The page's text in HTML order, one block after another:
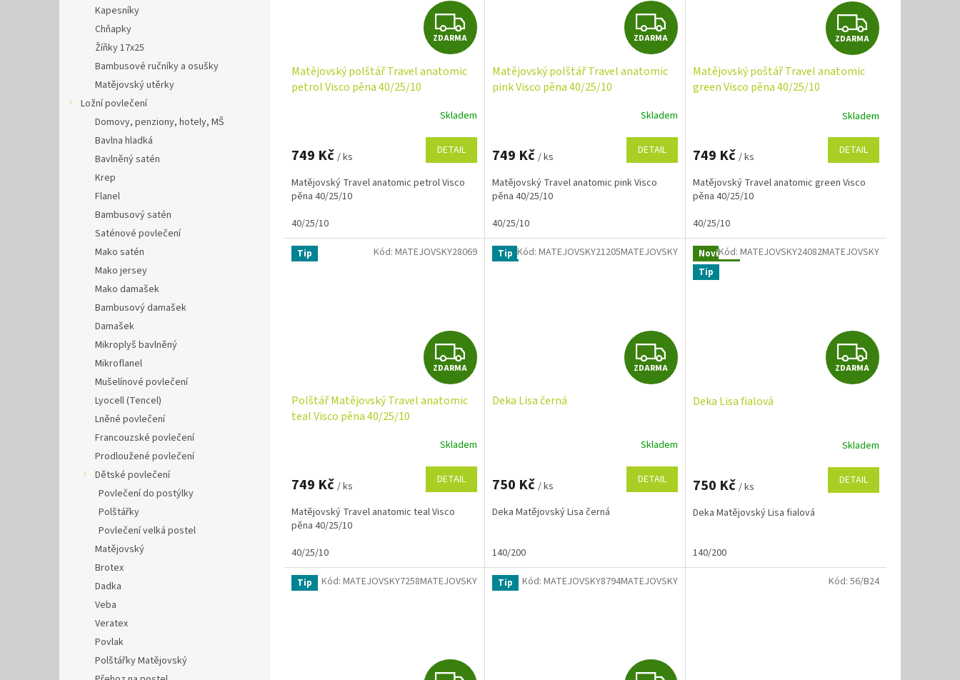
Kapesníky
Chňapky
Žíňky 17x25
Bambusové ručníky a osušky
Matějovský utěrky
Ložní povlečení
Domovy, penziony, hotely, MŠ
Bavlna hladká
Bavlněný satén
Krep
Flanel
Bambusový satén
Saténové povlečení
Mako satén
Mako jersey
Mako damašek
Bambusový damašek
Damašek
Mikroplyš bavlněný
Mikroflanel
Mušelínové povlečení
Lyocell (Tencel)
Lněné povlečení
Francouzské povlečení
Prodloužené povlečení
Dětské povlečení
Povlečení do postýlky
Polštářky
Povlečení velká postel
Matějovský
Brotex
Dadka
Veba
Veratex
Povlak
Polštářky Matějovský
Z
D
A
R
M
A
ZDARMA
Matějovský polštář Travel anatomic
petrol Visco pěna 40/25/10
Skladem
749 Kč / ks DETAIL
Matějovský Travel anatomic petrol Visco
pěna 40/25/10
40/25/10
Z
D
A
R
M
A
ZDARMA
Matějovský polštář Travel anatomic
pink Visco pěna 40/25/10
Skladem
749 Kč / ks DETAIL
Matějovský Travel anatomic pink Visco
pěna 40/25/10
40/25/10
Z
D
R
M
A
ZDARMA
Matějovský poštář Travel anatomic
green Visco pěna 40/25/10
Skladem
749 Kč / ks DETAIL
Matějovský Travel anatomic green Visco
pěna 40/25/10
40/25/10
Tip
Z
D
A
R
M
A
ZDARMA
Polštář Matějovský Travel anatomic
teal Visco pěna 40/25/10
Skladem
749 Kč / ks DETAIL
Matějovský Travel anatomic teal Visco
pěna 40/25/10
40/25/10
Kód: MATEJOVSKY28069 Tip
Z
D
R
M
A
ZDARMA
Deka Lisa černá
Skladem
750 Kč / ks DETAIL
Deka Matějovský Lisa černá
140/200
Kód: MATEJOVSKY21205MATEJOVSKY
Novinka
Tip
Z
D
R
M
A
ZDARMA
Deka Lisa fialová
Skladem
750 Kč / ks DETAIL
Deka Matějovský Lisa fialová
140/200
Kód: MATEJOVSKY24082MATEJOVSKY
Tip Kód: MATEJOVSKY7258MATEJOVSKY Tip Kód: MATEJOVSKY8794MATEJOVSKY Kód: 56/B24